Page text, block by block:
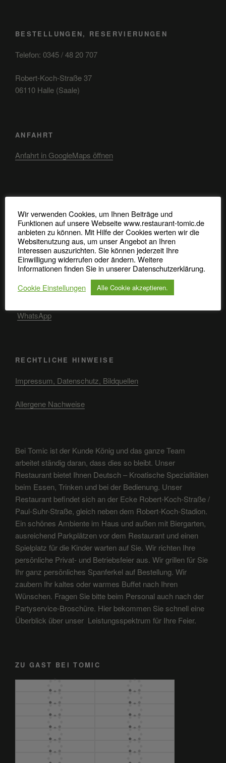
BESTELLUNGEN, RESERVIERUNGEN
Telefon: 0345 / 48 20 707
Robert-Koch-Straße 37
06110 Halle (Saale)
ANFAHRT
Anfahrt in GoogleMaps öffnen
HAT ES IHNEN BEI UNS GEFALLEN?
Bitte teilen Sie uns Ihre Meinung mit
und empfehlen Sie uns auch im Internet
weiter.
Google Review
Facebook
WhatsApp
RECHTLICHE HINWEISE
Impressum, Datenschutz, Bildquellen
Allergene Nachweise
Bei Tomic ist der Kunde König und das ganze Team
arbeitet ständig daran, dass dies so bleibt. Unser
Restaurant bietet Ihnen Deutsch – Kroatische Spezialitäten
beim Essen, Trinken und bei der Bedienung. Unser
Restaurant befindet sich an der Ecke Robert-Koch-Straße /
Paul-Suhr-Straße, gleich neben dem Robert-Koch-Stadion.
Ein schönes Ambiente im Haus und außen mit Biergarten,
ausreichend Parkplätzen vor dem Restaurant und einen
Spielplatz für die Kinder warten auf Sie. Wir richten Ihre
persönliche Privat- und Betriebsfeier aus. Wir grillen für Sie
Ihr ganz persönliches Spanferkel auf Bestellung. Wir
zaubern Ihr kaltes oder warmes Buffet nach Ihren
Wünschen. Fragen Sie bitte beim Personal auch nach der
Partyservice-Broschüre. Hier bekommen Sie schnell eine
Überblick über unser Leistungsspektrum für Ihre Feier.
ZU GAST BEI TOMIC
Wir verwenden Cookies, um Ihnen Beiträge und
Funktionen auf unsere Webseite www.restaurant-tomic.de
anbieten zu können. Mit Hilfe der Cookies werten wir die
Websitenutzung aus, um unser Angebot an Ihren
Interessen auszurichten. Sie können jederzeit Ihre
Einwilligung widerrufen oder ändern. Weitere
Informationen finden Sie in unserer Datenschutzerklärung.
Cookie Einstellungen
Alle Cookie akzeptieren.